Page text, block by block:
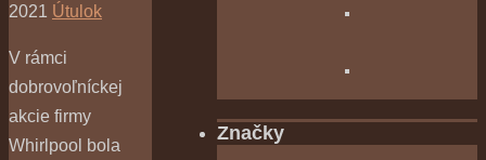
2021 Útulok
V rámci
dobrovoľníckej
akcie firmy
Whirlpool bola
Značky